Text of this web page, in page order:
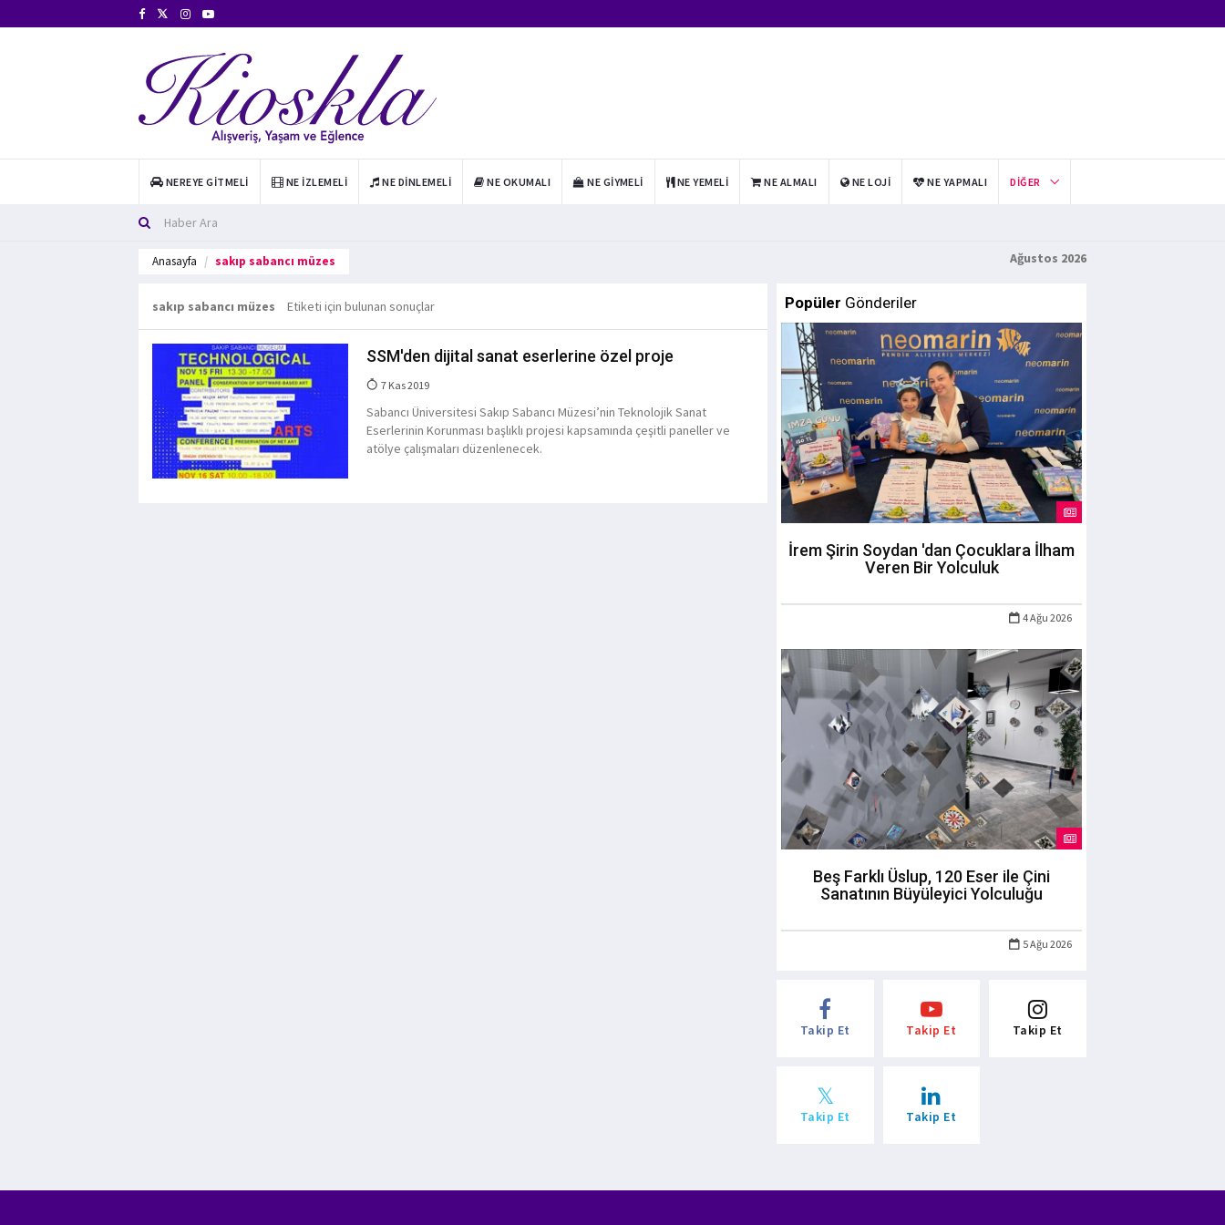
NEREYE GITMELI NE İZLEMELI NE DINLEMELI NE OKUMALI NE GIYMELI NE YEMELI NE ALMALI NE LOJI NE YAPMALI DIĞER
Anasayfa sakıp sabancı müzes Ağustos 2026
sakıp sabancı müzes Etiketi için bulunan sonuçlar
SSM'den dijital sanat eserlerine özel proje
7 Kas 2019
Sabancı Üniversitesi Sakıp Sabancı Müzesi’nin Teknolojik Sanat
Eserlerinin Korunması başlıklı projesi kapsamında çeşitli paneller ve
atölye çalışmaları düzenlenecek.
Popüler Gönderiler
İrem Şirin Soydan 'dan Çocuklara İlham
Veren Bir Yolculuk
4 Ağu 2026
Beş Farklı Üslup, 120 Eser ile Çini
Sanatının Büyüleyici Yolculuğu
5 Ağu 2026
Takip Et Takip Et Takip Et
Takip Et Takip Et